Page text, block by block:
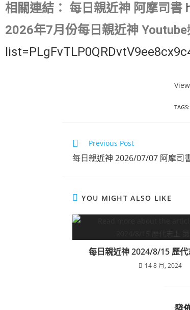
相關連結： 每日親近神 阿摩司書
2026年7月份每日親近神 Youtube
TAGS:
Previous Post
每日親近神 2026/07/07 阿摩司
YOU MIGHT ALSO LIKE
每日親近神 2024/8/15 歷
14 8 月, 2024